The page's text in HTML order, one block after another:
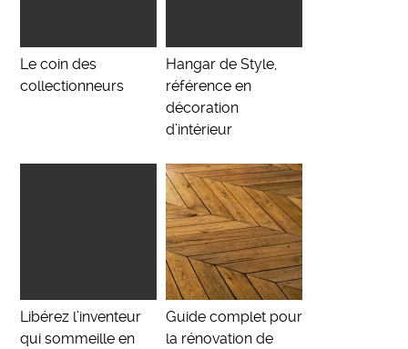
Le coin des
collectionneurs
Hangar de Style,
référence en
décoration
d’intérieur
Libérez l’inventeur
qui sommeille en
Guide complet pour
la rénovation de